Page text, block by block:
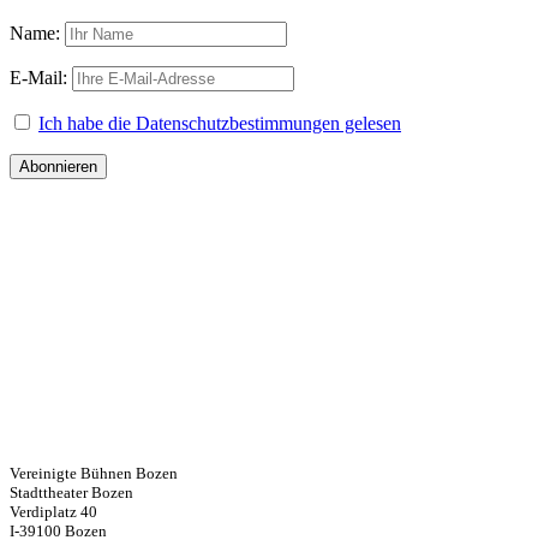
Name:
E-Mail:
Ich habe die Datenschutzbestimmungen gelesen
Vereinigte Bühnen Bozen
Stadttheater Bozen
Verdiplatz 40
I-39100 Bozen